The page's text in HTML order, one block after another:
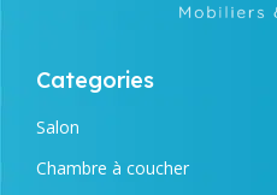
Categories
Salon
Chambre à coucher